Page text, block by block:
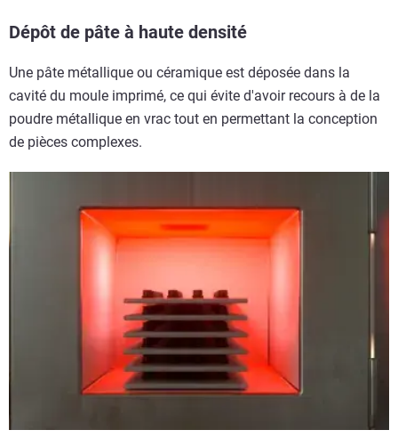
Dépôt de pâte à haute densité
Une pâte métallique ou céramique est déposée dans la
cavité du moule imprimé, ce qui évite d'avoir recours à de la
poudre métallique en vrac tout en permettant la conception
de pièces complexes.